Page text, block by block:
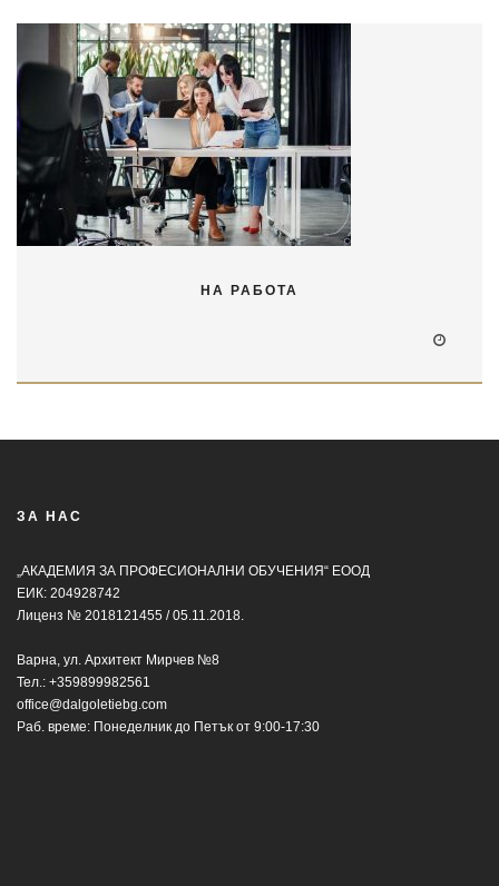
НА РАБОТА
ЗА НАС
„АКАДЕМИЯ ЗА ПРОФЕСИОНАЛНИ ОБУЧЕНИЯ“ ЕООД
ЕИК: 204928742
Лиценз № 2018121455 / 05.11.2018.
Варна, ул. Архитект Мирчев №8
Тел.: +359899982561
office@dalgoletiebg.com
Раб. време: Понеделник до Петък от 9:00-17:30